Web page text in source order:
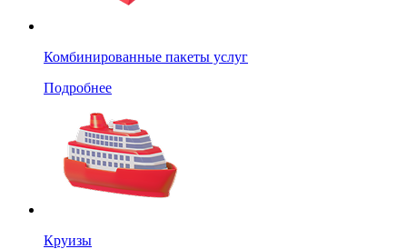
Комбинированные пакеты услуг
Подробнее
Круизы